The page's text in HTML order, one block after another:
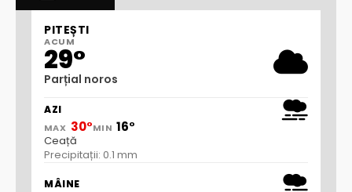
PITEȘTI
ACUM
29°
Parțial noros
AZI
MAX 30°MIN 16°
Ceață
Precipitații: 0.1 mm
MÂINE